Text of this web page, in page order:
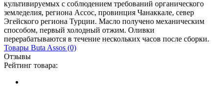
культивируемых с соблюдением требований органического
земледелия, региона Ассос, провинция Чанаккале, север
Эгейского региона Турции. Масло получено механическим
способом, первый холодный отжим. Оливки
перерабатываются в течение нескольких часов после сборки.
Товары Buta Assos (0)
Отзывы
Рейтинг товара: